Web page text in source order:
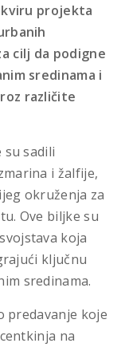
projekta
cilj da podigne
sredinama i
različite
su sadili
i žalfije,
okruženja za
Ove biljke su
koja
ključnu
sredinama.
predavanje koje
na